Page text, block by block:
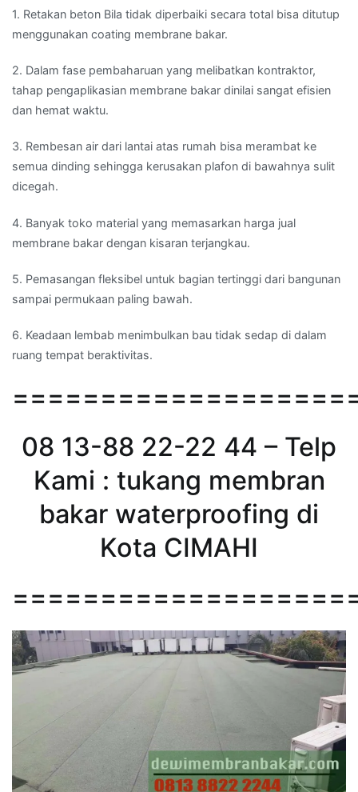
1. Retakan beton Bila tidak diperbaiki secara total bisa ditutup
menggunakan coating membrane bakar.
2. Dalam fase pembaharuan yang melibatkan kontraktor,
tahap pengaplikasian membrane bakar dinilai sangat efisien
dan hemat waktu.
3. Rembesan air dari lantai atas rumah bisa merambat ke
semua dinding sehingga kerusakan plafon di bawahnya sulit
dicegah.
4. Banyak toko material yang memasarkan harga jual
membrane bakar dengan kisaran terjangkau.
5. Pemasangan fleksibel untuk bagian tertinggi dari bangunan
sampai permukaan paling bawah.
6. Keadaan lembab menimbulkan bau tidak sedap di dalam
ruang tempat beraktivitas.
08 13-88 22-22 44 – Telp
Kami : tukang membran
bakar waterproofing di
Kota CIMAHI